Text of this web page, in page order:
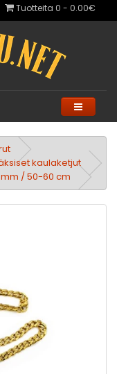
Tuotteita 0 - 0.00€
kaulaketjut
/ 50-60 cm